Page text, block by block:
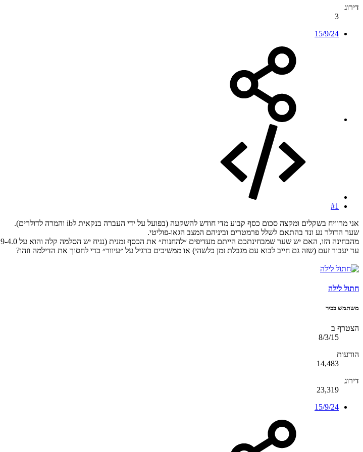
דירוג
3
15/9/24
#1
אני מרוויח בשקלים ומקצה סכום כסף קבוע מדי חודש להשקעה (בפועל על ידי העברה בנקאית לib והמרה לדולרים).
שער הדולר נע ונד בהתאם לשלל פרמטרים וביניהם המצב הגאו-פוליטי.
מהבחינה הזו, האם יש שער שמבחינתכם הייתם מעדיפים ״להחנות״ את הכסף זמנית (נניח יש הסלמה קלה והוא על 3.9-4.0)
עד יעבור זעם (שזה גם חייב לבוא עם מגבלת זמן כלשהי) או ממשיכים כרגיל על ״עיוור״ כדי לחסוך את הדילמה וזהו?
חתול לילה
משתמש בכיר
הצטרף ב
8/3/15
הודעות
14,483
דירוג
23,319
15/9/24